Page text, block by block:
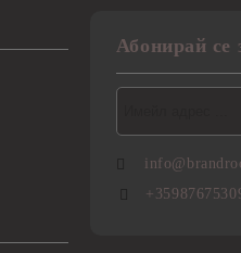
Абонирай се